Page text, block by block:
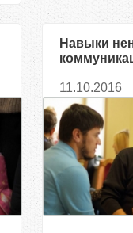
Навыки
11.10.2016